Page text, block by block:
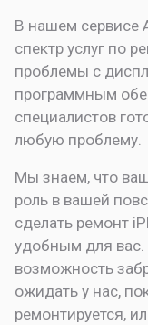
В нашем сервисе
спектр услуг по
проблемы с
программным
специалистов
любую проблему.
Мы знаем, что
роль в вашей
сделать ремонт
удобным для вас.
возможность
ожидать у нас,
ремонтируется,